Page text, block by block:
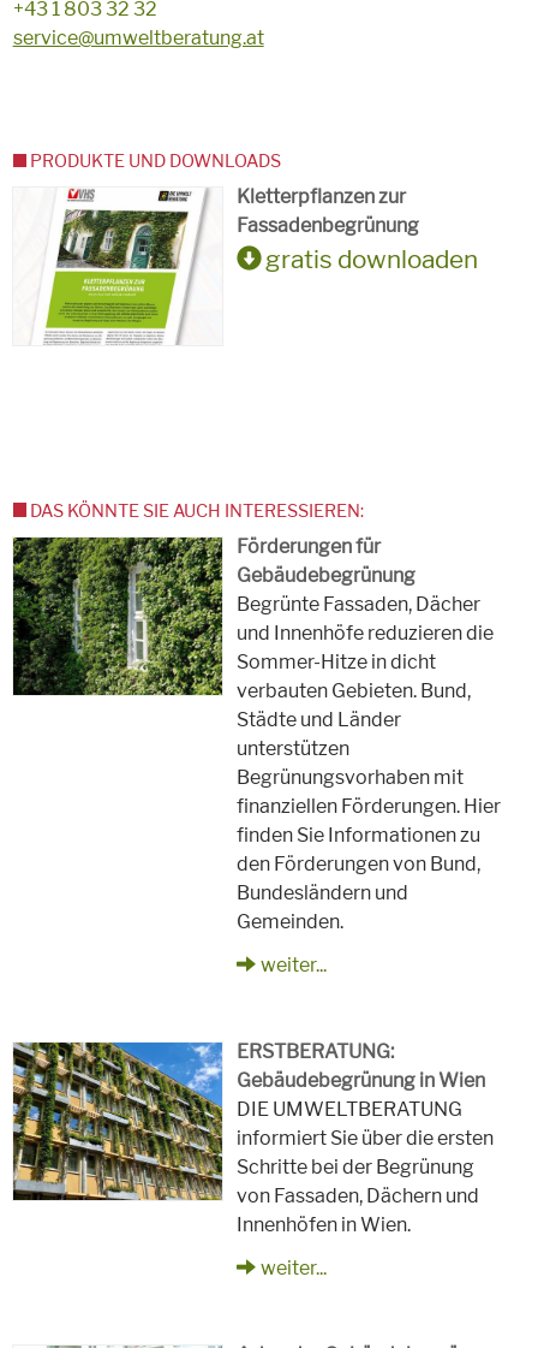
+43 1 803 32 32
service@umweltberatung.at
PRODUKTE UND DOWNLOADS
Kletterpflanzen zur
Fassadenbegrünung
gratis downloaden
DAS KÖNNTE SIE AUCH INTERESSIEREN:
Förderungen für
Gebäudebegrünung
Begrünte Fassaden, Dächer
und Innenhöfe reduzieren die
Sommer-Hitze in dicht
verbauten Gebieten. Bund,
Städte und Länder
unterstützen
Begrünungsvorhaben mit
finanziellen Förderungen. Hier
finden Sie Informationen zu
den Förderungen von Bund,
Bundesländern und
Gemeinden.
weiter...
ERSTBERATUNG:
Gebäudebegrünung in Wien
DIE UMWELTBERATUNG
informiert Sie über die ersten
Schritte bei der Begrünung
von Fassaden, Dächern und
Innenhöfen in Wien.
weiter...